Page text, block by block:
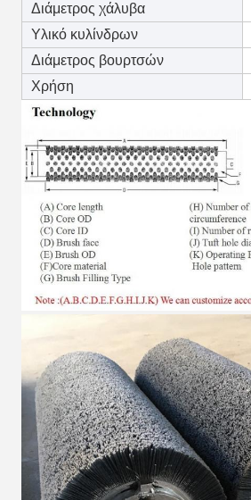
Διάμετρος χάλυβα
Υλικό κυλίνδρων
Διάμετρος βουρτσών
Χρήση